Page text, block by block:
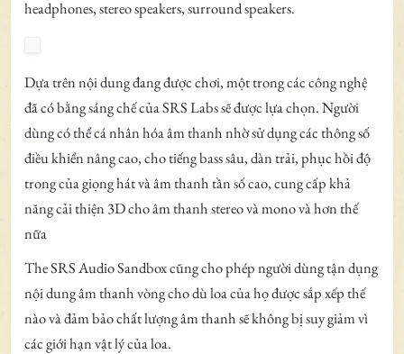
headphones, stereo speakers, surround speakers.
Dựa trên nội dung đang được chơi, một trong các công nghệ
đã có bằng sáng chế của SRS Labs sẽ được lựa chọn. Người
dùng có thể cá nhân hóa âm thanh nhờ sử dụng các thông số
điều khiển nâng cao, cho tiếng bass sâu, dàn trải, phục hồi độ
trong của giọng hát và âm thanh tần số cao, cung cấp khả
năng cải thiện 3D cho âm thanh stereo và mono và hơn thế
nữa
The SRS Audio Sandbox cũng cho phép người dùng tận dụng
nội dung âm thanh vòng cho dù loa của họ được sắp xếp thế
nào và đảm bảo chất lượng âm thanh sẽ không bị suy giảm vì
các giới hạn vật lý của loa.